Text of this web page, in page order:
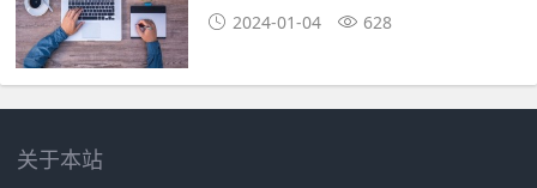
2024-01-04 628
关于本站